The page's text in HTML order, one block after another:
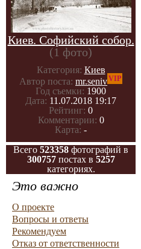
Киев. Софийский собор.
(1 фото)
Категория: Киев
Автор поста: mr.senivVIP
Год съемки: 1900
Дата: 11.07.2018 19:17
Рейтинг: 0
Комментарии: 0
Карта: -
Всего 523358 фотографий в
300757постах в 5257
категориях.
Это важно
О проекте
Вопросы и ответы
Рекомендуем
Отказ от ответственности